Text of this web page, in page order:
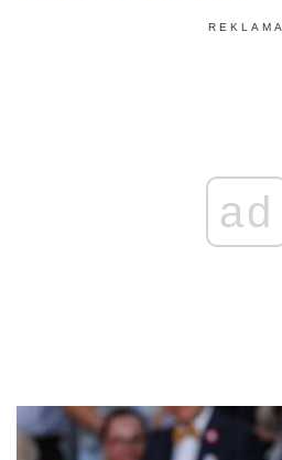
REKLAMA
ad